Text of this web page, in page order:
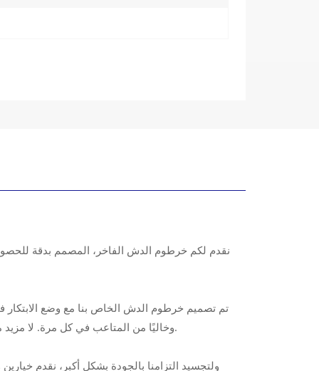
تم تصميم خرطوم الدش الخاص بنا مع وضع الابتكار في
وخاليًا من المتاعب في كل مرة. لا مزيد من التشابك أو الالتواء المحبط الذي يمكن أن يعطل طقوس الاستحمام الهادئة.
ولتجسيد التزامنا بالجودة بشكل أكبر، نقدم